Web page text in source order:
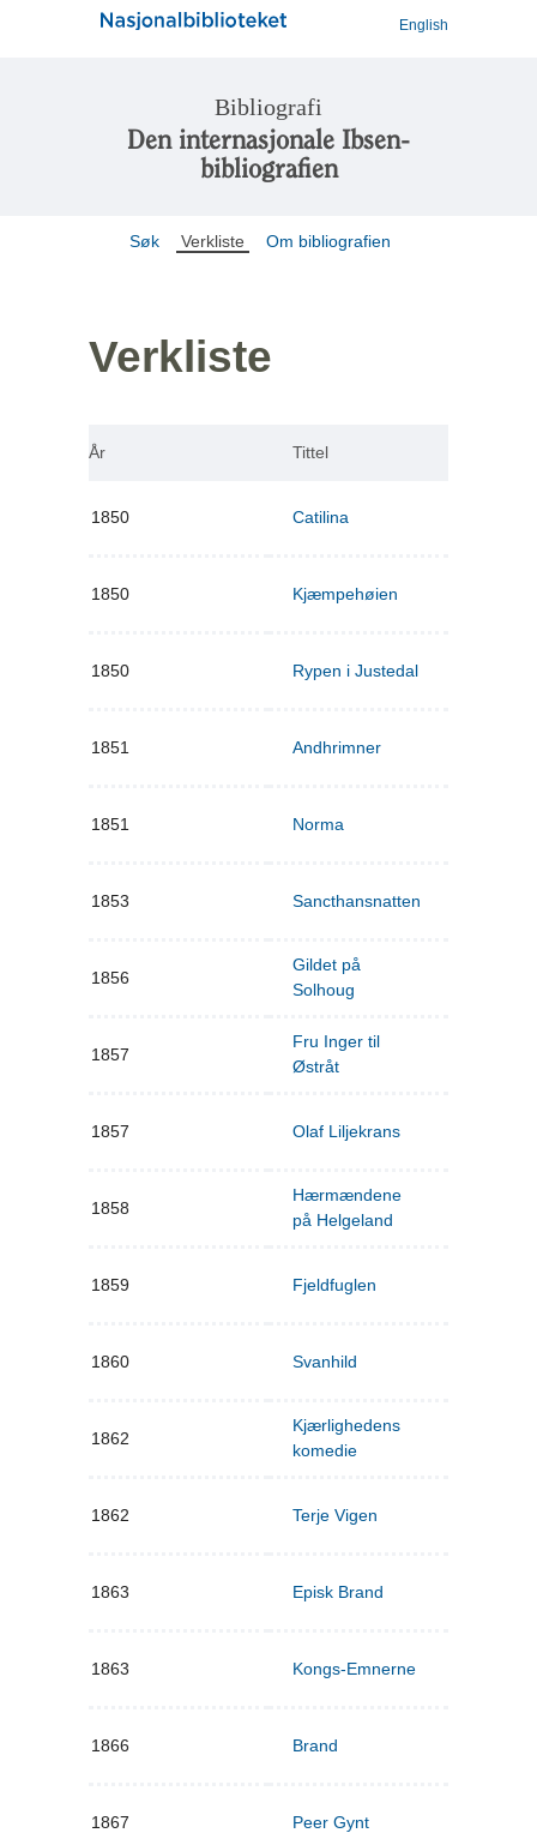
English
Bibliografi
Den internasjonale Ibsen-
bibliografien
Søk Verkliste Om bibliografien
Verkliste
År Tittel
1850 Catilina
1850 Kjæmpehøien
1850 Rypen i Justedal
1851 Andhrimner
1851 Norma
1853 Sancthansnatten
1856
Gildet på
Solhoug
1857
Fru Inger til
Østråt
1857 Olaf Liljekrans
1858
Hærmændene
på Helgeland
1859 Fjeldfuglen
1860 Svanhild
1862
Kjærlighedens
komedie
1862 Terje Vigen
1863 Episk Brand
1863 Kongs-Emnerne
1866 Brand
1867 Peer Gynt